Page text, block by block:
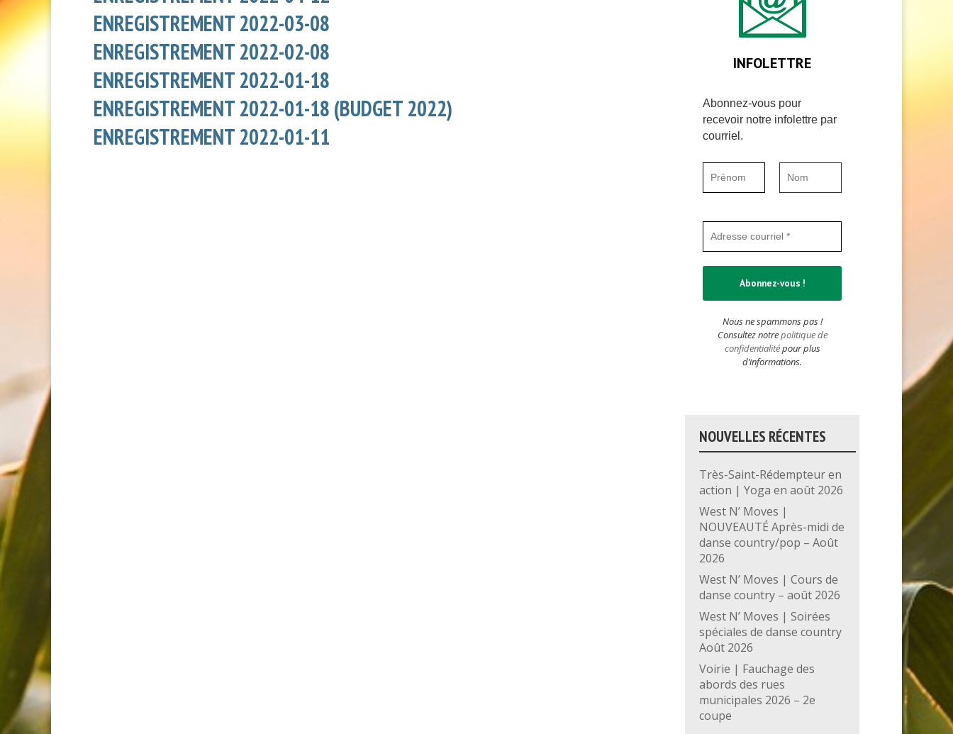
ENREGISTREMENT 2022-03-08
ENREGISTREMENT 2022-02-08
ENREGISTREMENT 2022-01-18
ENREGISTREMENT 2022-01-18 (BUDGET 2022)
ENREGISTREMENT 2022-01-11
INFOLETTRE
Abonnez-vous pour
recevoir notre infolettre par
courriel.
Nous ne spammons pas !
Consultez notrepolitique de
confidentialitépour plus
d’informations.
NOUVELLES RÉCENTES
Très-Saint-Rédempteur en
action | Yoga en août 2026
West N’ Moves |
NOUVEAUTÉ Après-midi de
danse country/pop – Août
2026
West N’ Moves | Cours de
danse country – août 2026
West N’ Moves | Soirées
spéciales de danse country
Août 2026
Voirie | Fauchage des
abords des rues
municipales 2026 – 2e
coupe